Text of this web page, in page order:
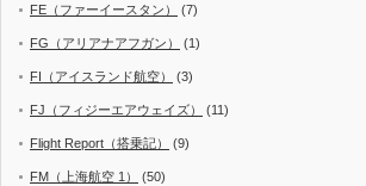
FE（ファーイースタン） (7)
FG（アリアナアフガン） (1)
FI（アイスランド航空） (3)
FJ（フィジーエアウェイズ） (11)
Flight Report（搭乗記） (9)
FM（上海航空 1） (50)